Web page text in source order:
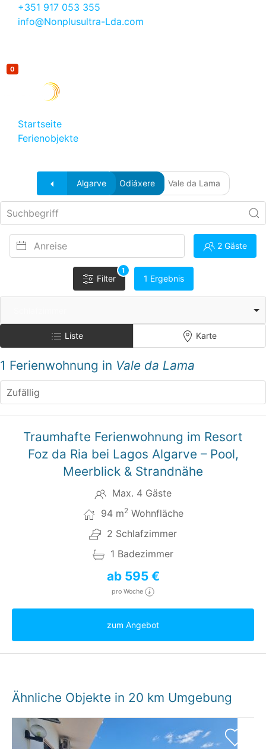
+351 917 053 355
info@Nonplusultra-Lda.com
0
Startseite
Ferienobjekte
Algarve Odiáxere Vale da Lama
2 Gäste
Filter
1
1 Ergebnis
Liste Karte
1 Ferienwohnung in Vale da Lama
20 AP402
Traumhafte Ferienwohnung im Resort
Foz da Ria bei Lagos Algarve – Pool,
Meerblick & Strandnähe
Max. 4 Gäste
94 m2Wohnfläche
2 Schlafzimmer
1 Badezimmer
ab 595 €
pro Woche
zum Angebot
Ähnliche Objekte in 20 km Umgebung